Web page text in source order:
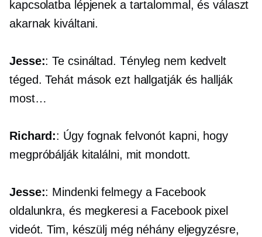
kapcsolatba lépjenek a tartalommal, és választ
akarnak kiváltani.
Jesse:: Te csináltad. Tényleg nem kedvelt
téged. Tehát mások ezt hallgatják és hallják
most…
Richard:: Úgy fognak felvonót kapni, hogy
megpróbálják kitalálni, mit mondott.
Jesse:: Mindenki felmegy a Facebook
oldalunkra, és megkeresi a Facebook pixel
videót. Tim, készülj még néhány eljegyzésre,